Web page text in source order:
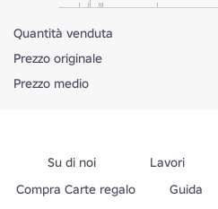
Quantità venduta
Prezzo originale
Prezzo medio
Su di noi Lavori
Compra Carte regalo
Guida